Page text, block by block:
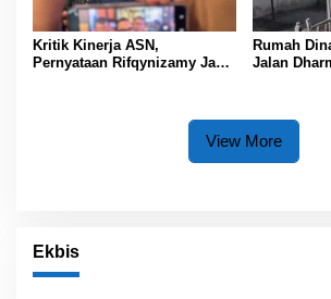
Kritik Kinerja ASN,
Pernyataan Rifqynizamy Jadi
Rumah
Jalan
View More
Ekbis